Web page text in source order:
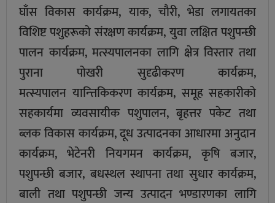
घाँस विकास कार्यक्रम, याक, चौरी, भेडा लगायतका
विशिष्ट पशुहरूको संरक्षण कार्यक्रम, युवा लक्षित पशुपन्छी
पालन कार्यक्रम, मत्स्यपालनका लागि क्षेत्र विस्तार तथा
पुराना पोखरी सुदृढीकरण कार्यक्रम,
मत्स्यपालन यान्त्तिकिकरण कार्यक्रम, समूह सहकारीको
सहकार्यमा व्यवसायीक पशुपालन, बृहत्तर पकेट तथा
ब्लक विकास कार्यक्रम, दूध उत्पादनका आधारमा अनुदान
कार्यक्रम, भेटेनरी नियगमन कार्यक्रम, कृषि बजार,
पशुपन्छी बजार, बधस्थल स्थापना तथा सुधार कार्यक्रम,
बाली तथा पशुपन्छी जन्य उत्पादन भण्डारणका लागि